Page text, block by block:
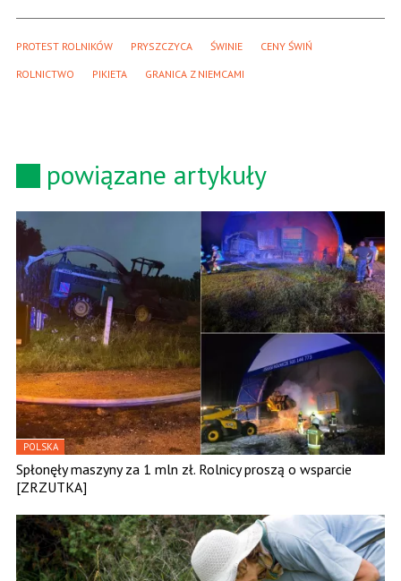
PROTEST ROLNIKÓW PRYSZCZYCA ŚWINIE CENY ŚWIŃ
ROLNICTWO PIKIETA GRANICA Z NIEMCAMI
powiązane artykuły
POLSKA
Spłonęły maszyny za 1 mln zł. Rolnicy proszą o wsparcie
[ZRZUTKA]